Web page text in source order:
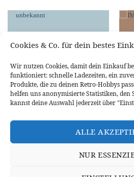
Cookies & Co. für dein bestes
Wir nutzen Cookies, damit dein Einkauf
funktioniert: schnelle Ladezeiten, ein
Produkte, die zu deinen Retro-Hobbys
helfen uns anonymisierte Statistiken, den
kannst deine Auswahl jederzeit über
ALLE
NUR
IN DEN WARENKORB